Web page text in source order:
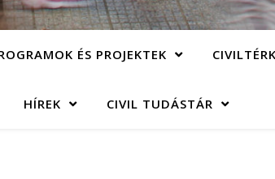
ÉS PROJEKTEK
HÍREK CIVIL TUDÁSTÁR